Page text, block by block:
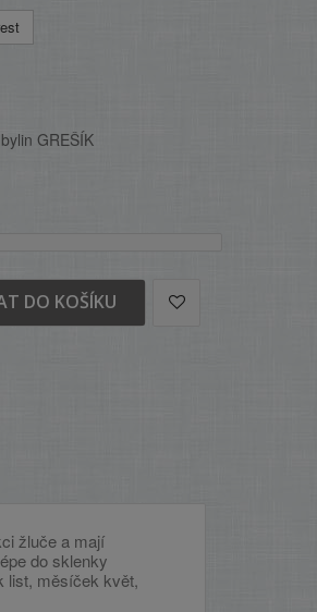
GREŠÍK
DO KOŠÍKU
žluče a mají
do sklenky
list, měsíček květ,